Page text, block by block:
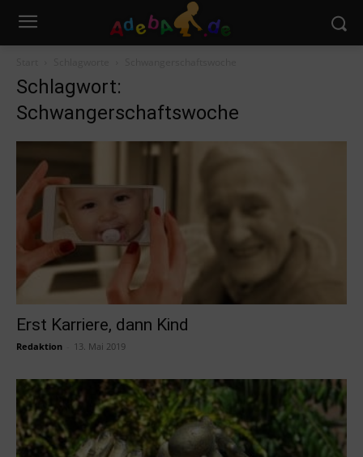
Schlagwort:
Schwangerschaftswoche
Erst Karriere, dann Kind
Redaktion 13. Mai 2019